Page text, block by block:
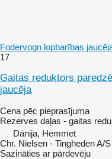
Fodervogn lopbarības
17
Gaitas reduktors
jaucēja
Cena pēc pieprasījuma
Rezerves daļas - gaitas
Dānija, Hemmet
Chr. Nielsen - Tingheden A/S
Sazināties ar pārdevēju